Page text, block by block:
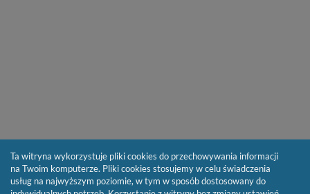
Ta witryna wykorzystuje pliki cookies do przechowywania informacji
na Twoim komputerze. Pliki cookies stosujemy w celu świadczenia
usług na najwyższym poziomie, w tym w sposób dostosowany do